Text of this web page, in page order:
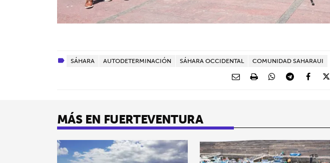
SÁHARA AUTODETERMINACIÓN SÁHARA OCCIDENTAL COMUNIDAD SAHARAUI
MÁS EN FUERTEVENTURA